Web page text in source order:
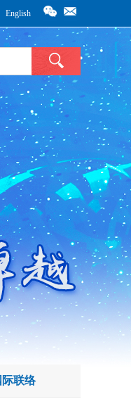
English
际联络